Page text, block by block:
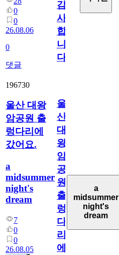
0
0
26.08.06
0
댓글
감
사
합
니
다
196730
울산 대왕
암공원 출
렁다리에
갔어요.
a
midsummer
night's
dream
7
0
0
26.08.05
울
산
대
왕
암
공
원
출
렁
다
리
에
a
midsummer
night's
dream